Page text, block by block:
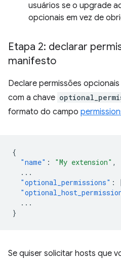
usuários se o upgrade
opcionais em vez de
Etapa 2: declarar
manifesto
Declare permissões opcionais
com a chave
formato do campo
{
"name" : "My extension" ,
...
"optional_permissions" :
...
}
Se quiser solicitar hosts que